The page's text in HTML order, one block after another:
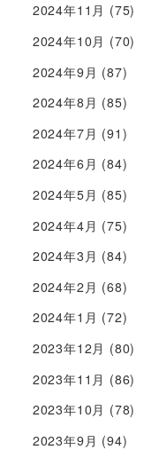
2024年11月 (75)
2024年10月 (70)
2024年9月 (87)
2024年8月 (85)
2024年7月 (91)
2024年6月 (84)
2024年5月 (85)
2024年4月 (75)
2024年3月 (84)
2024年2月 (68)
2024年1月 (72)
2023年12月 (80)
2023年11月 (86)
2023年10月 (78)
2023年9月 (94)